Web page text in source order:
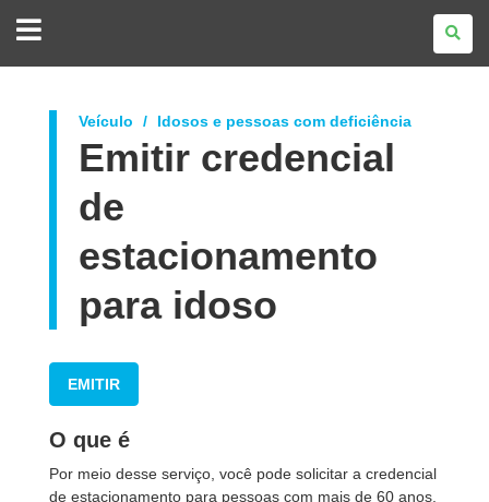
DO
Veículo Idosos e pessoas com deficiência
Emitir credencial
de
estacionamento
para idoso
EMITIR
O que é
Por meio desse serviço, você pode solicitar a credencial
de estacionamento para pessoas com mais de 60 anos.